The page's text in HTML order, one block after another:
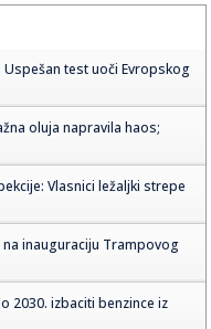
test uoči Evropskog
oluja napravila haos;
Vlasnici ležaljki strepe
inauguraciju Trampovog
2030. izbaciti benzince iz